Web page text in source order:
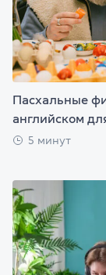
Пасхальные
английском
5 минут